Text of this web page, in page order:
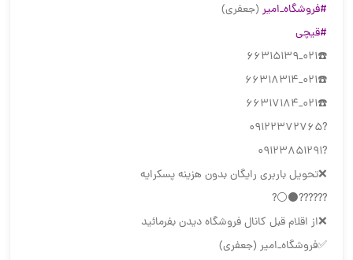
#فروشگاه_امیر (جعفری)
#قیچی
☎️021_66315139
☎️021_66318314
☎️021_66317184
?09122372765
?09123851291
❌تحویل باربری رایگان بدون هزینه پسکرایه
??????⚫️⚪️?
❌از اقلام قبل کانال فروشگاه دیدن بفرمائید
✅فروشگاه_امیر (جعفری)